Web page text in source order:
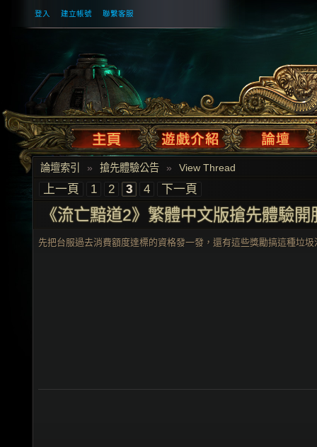
登入 建立帳號 聯繫客服
論壇索引 » 搶先體驗公告 » View Thread
上一頁 1 2 3 4 下一頁
《流亡黯道2》繁體中文版搶先體驗開
先把台服過去消費額度達標的資格發一發，還有這些獎勵搞這種垃